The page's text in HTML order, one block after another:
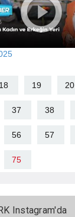
18 19 20
37 38
56 57
75
Instagram'da